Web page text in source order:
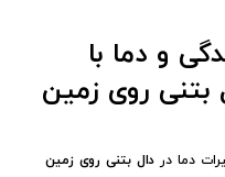
و دما با
بتنی روی زمین
دما در دال بتنی روی زمین